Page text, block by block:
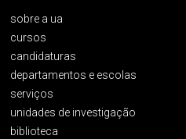
sobre a ua
cursos
candidaturas
departamentos e escolas
serviços
unidades de investigação
biblioteca